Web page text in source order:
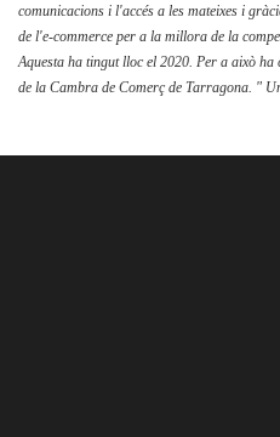
comunicacions i l'accés a les mateixes i
de l'e-commerce per a la millora de la
Aquesta ha tingut lloc el 2020. Per a això
de la Cambra de Comerç de Tarragona. "